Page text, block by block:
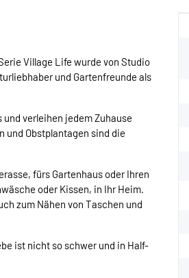
Village Life wurde von Studio
und Gartenfreunde als
verleihen jedem Zuhause
und Obstplantagen sind die
fürs Gartenhaus oder Ihren
oder Kissen, in Ihr Heim.
zum Nähen von Taschen und
ist nicht so schwer und in Half-